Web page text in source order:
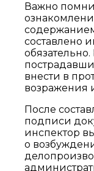
Важно
составлено
внести в
возражения
После
подписи
инспектор
о